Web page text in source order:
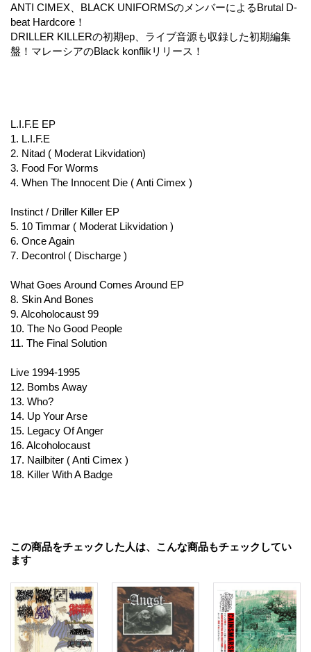
ANTI CIMEX、BLACK UNIFORMSのメンバーによるBrutal D-
beat Hardcore！
DRILLER KILLERの初期ep、ライブ音源も収録した初期編集
盤！マレーシアのBlack konflikリリース！
L.I.F.E EP
1. L.I.F.E
2. Nitad ( Moderat Likvidation)
3. Food For Worms
4. When The Innocent Die ( Anti Cimex )
Instinct / Driller Killer EP
5. 10 Timmar ( Moderat Likvidation )
6. Once Again
7. Decontrol ( Discharge )
What Goes Around Comes Around EP
8. Skin And Bones
9. Alcoholocaust 99
10. The No Good People
11. The Final Solution
Live 1994-1995
12. Bombs Away
13. Who?
14. Up Your Arse
15. Legacy Of Anger
16. Alcoholocaust
17. Nailbiter ( Anti Cimex )
18. Killer With A Badge
この商品をチェックした人は、こんな商品もチェックしてい
ます